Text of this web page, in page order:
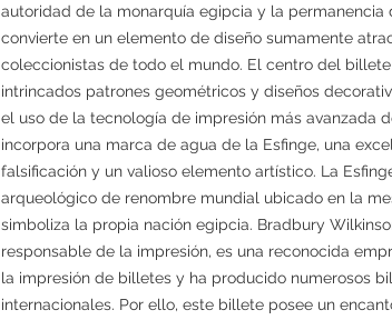
autoridad de la monarquía egipcia y la permanencia
convierte en un elemento de diseño sumamente
coleccionistas de todo el mundo. El centro del
intrincados patrones geométricos y diseños
el uso de la tecnología de impresión más avanzada
incorpora una marca de agua de la Esfinge, una
falsificación y un valioso elemento artístico. La
arqueológico de renombre mundial ubicado en la
simboliza la propia nación egipcia. Bradbury
responsable de la impresión, es una reconocida
la impresión de billetes y ha producido numerosos
internacionales. Por ello, este billete posee un